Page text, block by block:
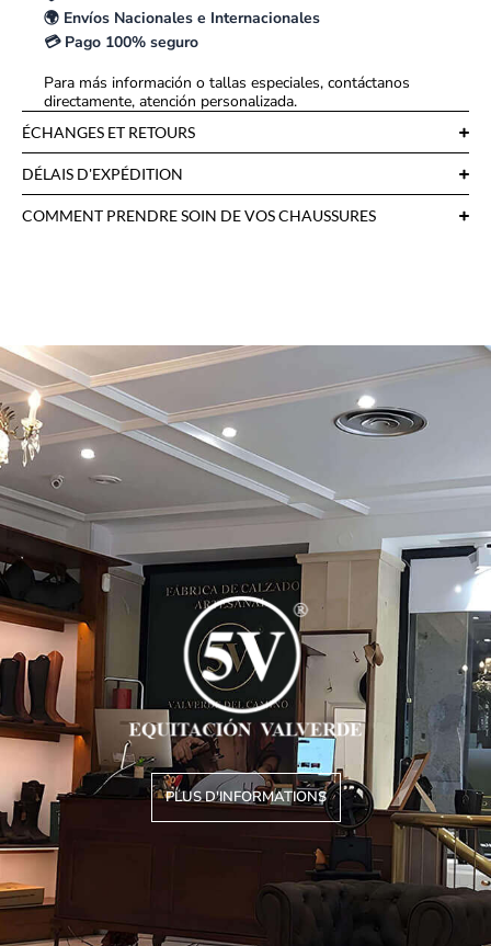
🌍 Envíos Nacionales e Internacionales
💳 Pago 100% seguro
Para más información o tallas especiales, contáctanos
directamente, atención personalizada.
ÉCHANGES ET RETOURS
DÉLAIS D'EXPÉDITION
COMMENT PRENDRE SOIN DE VOS CHAUSSURES
PLUS D'INFORMATIONS